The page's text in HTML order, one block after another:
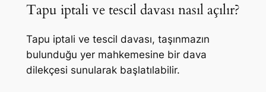
Tapu iptali ve tescil davası nasıl açılır?
Tapu iptali ve tescil davası, taşınmazın
bulunduğu yer mahkemesine bir dava
dilekçesi sunularak başlatılabilir.